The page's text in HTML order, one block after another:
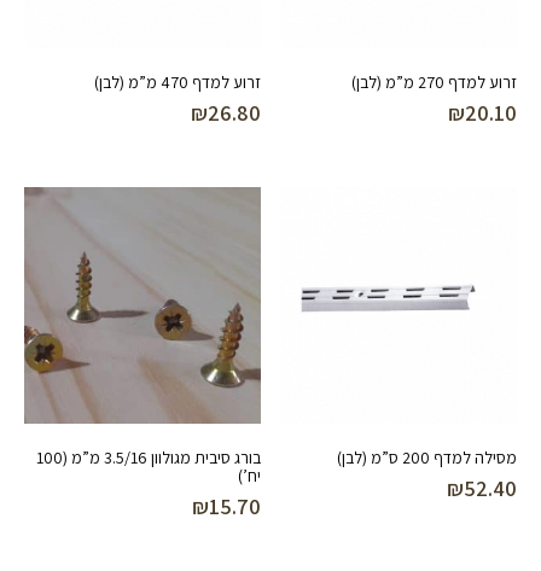
זרוע למדף 270 מ”מ (לבן)
₪20.10
זרוע למדף 470 מ”מ (לבן)
₪26.80
מסילה למדף 200 ס”מ (לבן)
₪52.40
בורג סיבית מגולוון 3.5/16 מ”מ (100
יח’)
₪15.70